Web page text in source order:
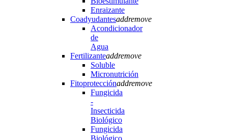
Enraizante
Coadyudantesaddremove
Acondicionador
de
Agua
Fertilizanteaddremove
Soluble
Micronutrición
Fitoprotecciónaddremove
Fungicida
-
Insecticida
Biológico
Fungicida
Biológico